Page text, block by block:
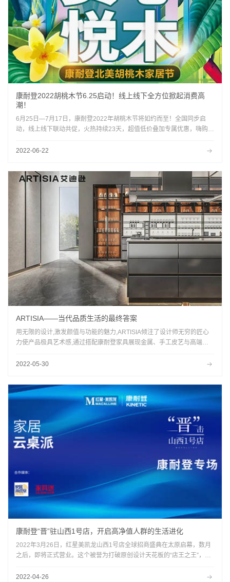
康耐登2022胡桃木节6.25启动！线上线下全方位掀起消费高
潮！
6月25日—7月17日，康耐登2022年胡桃木节将如约而至！全国同步启
动，线上线下联动共促，火热持续23天，超值低价叠加专属优惠，嗨购盛
2022-06-22
ARTISIA——当代品质生活的最终答案
用无限的设计,激发颜值与功能的魅力,ARTISIA倾注了设计师无穷的匠心
力使产品极具艺术感,通过搭配康耐登家具展现金属、手工皮艺与高端实
2022-05-30
康耐登“晋”驻山西1号店，开启高净值人群的生活进化
2022年3月26日，红星美凯龙山西1号店全球招商盛典在太原启幕，数月
之后，即将正式营业。这个被誉为打破原创设计天花板的“店王之王”，将
的康耐登，也将以717㎡的大店聚势而来，开启原创设计的新征程！由红
2022-04-26